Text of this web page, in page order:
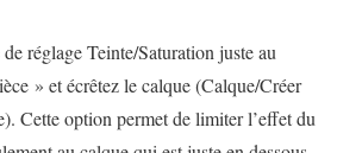
réglage Teinte/Saturation juste au
» et écrêtez le calque (Calque/Créer
Cette option permet de limiter l’effet du